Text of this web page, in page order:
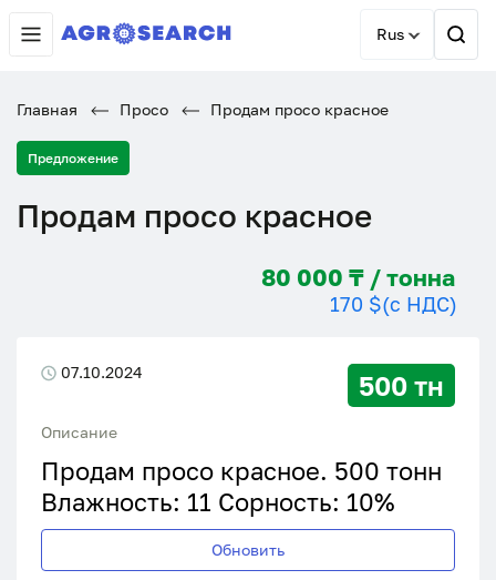
Rus
Главная Просо Продам просо красное
Предложение
Продам просо красное
80 000 ₸ / тонна
170 $(с НДС)
07.10.2024 500 тн
Описание
Продам просо красное. 500 тонн
Влажность: 11 Сорность: 10%
Обновить